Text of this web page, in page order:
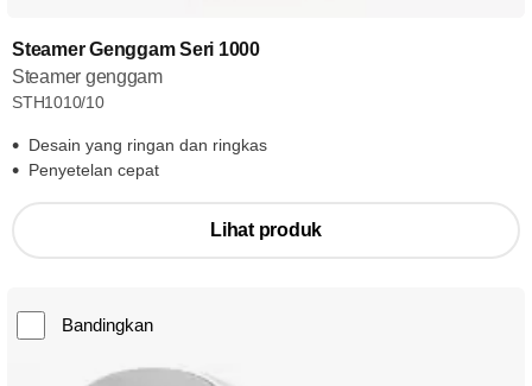
Steamer Genggam Seri 1000
Steamer genggam
STH1010/10
Desain yang ringan dan ringkas
Penyetelan cepat
Lihat produk
Bandingkan